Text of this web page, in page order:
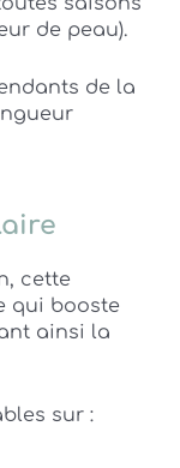
de peau).
de la
cette
qui booste
ainsi la
sur :